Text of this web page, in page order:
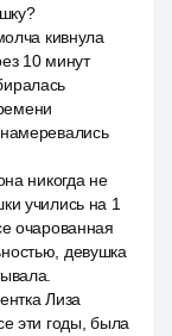
кивнула
10 минут
никогда не
учились на 1
очарованная
девушка
Лиза
эти годы, была